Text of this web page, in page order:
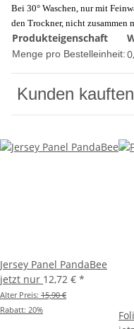
Bei 30° Waschen, nur mit
den Trockner, nicht zusammen
Produkteigenschaft
Menge pro Bestelleinheit:
Kunden
Jersey Panel PandaBee
jetzt nur 12,72 € *
Alter Preis: 15,90 €
Rabatt: 20%